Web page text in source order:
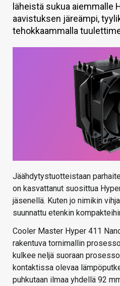
HINTA.FI
KAUPPA
läheistä sukua aiemmalle
aavistuksen järeämpi,
tehokkaammalla
Jäähdytystuotteistaan
on kasvattanut suosittua
jäsenellä. Kuten jo nimikin
suunnattu etenkin
Cooler Master Hyper 411
rakentuva tornimallin
kulkee neljä suoraan
kontaktissa olevaa
puhkutaan ilmaa yhdellä 92